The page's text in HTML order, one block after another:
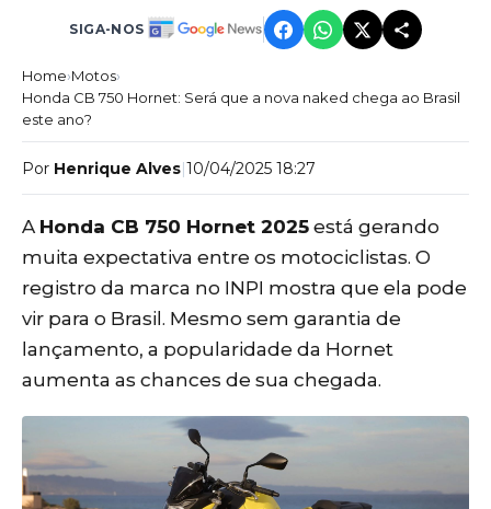
SIGA-NOS
Home›Motos›
Honda CB 750 Hornet: Será que a nova naked chega ao Brasil
este ano?
Por Henrique Alves|10/04/2025 18:27
A Honda CB 750 Hornet 2025 está gerando
muita expectativa entre os motociclistas. O
registro da marca no INPI mostra que ela pode
vir para o Brasil. Mesmo sem garantia de
lançamento, a popularidade da Hornet
aumenta as chances de sua chegada.